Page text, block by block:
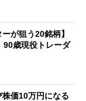
が狙う20銘柄】
90歳現役トレーダ
株価10万円になる